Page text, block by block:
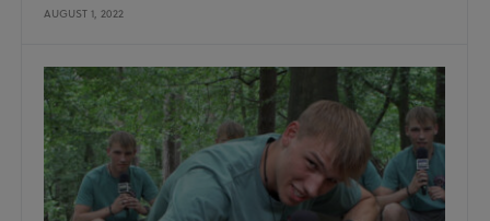
AUGUST 1, 2022